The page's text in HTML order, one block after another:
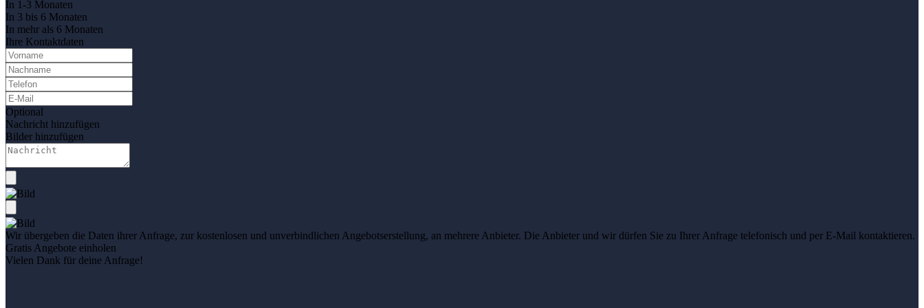
In 1-3 Monaten
In 3 bis 6 Monaten
In mehr als 6 Monaten
Ihre Kontaktdaten
Optional
Nachricht hinzufügen
Bilder hinzufügen
Wir übergeben die Daten ihrer Anfrage, zur kostenlosen und unverbindlichen Angebotserstellung, an mehrere Anbieter. Die Anbieter und wir dürfen Sie zu Ihrer Anfrage telefonisch und per E-Mail kontaktieren.
Gratis Angebote einholen
Vielen Dank für deine Anfrage!